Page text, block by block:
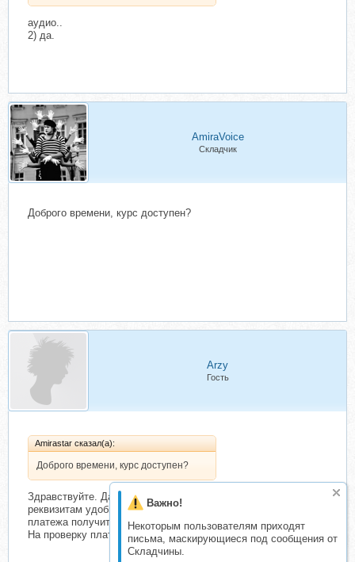
Важно!
Некоторым пользователям приходят
письма, маскирующиеся под сообщения от
Складчины.
аудио..
2) да.
AmiraVoice
Складчик
Доброго времени, курс доступен?
Arzy
Гость
Amirastar сказал(а):
Доброго времени, курс доступен?
Здравствуйте. Да, можете записываться, оплачивать по
реквизитам удобным для вас способом и после проверки
платежа получите доступ в Библиотеку на скачивание курса.
На проверку платежа у организатора есть 3 суток